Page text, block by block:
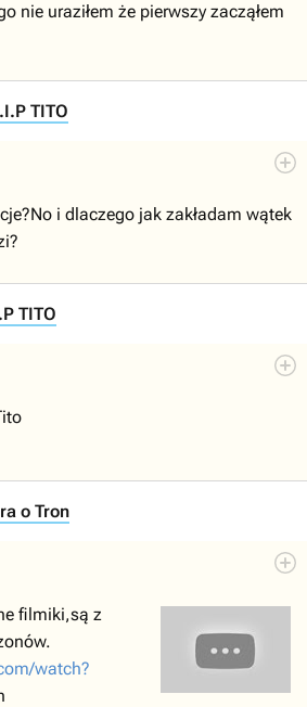
nie uraziłem że pierwszy zacząłem
TITO
i dlaczego jak zakładam wątek
TITO
o Tron
filmiki,są z
watch?